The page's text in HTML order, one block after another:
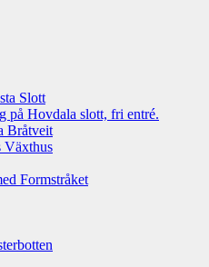
Slott
på Hovdala slott, fri entré.
Bråtveit
Växthus
Formstråket